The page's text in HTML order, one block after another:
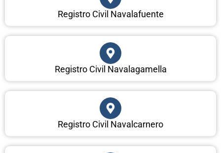
Registro Civil Navalafuente
Registro Civil Navalagamella
Registro Civil Navalcarnero